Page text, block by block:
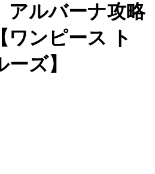
アルバーナ攻略
ワンピース ト
ズ】